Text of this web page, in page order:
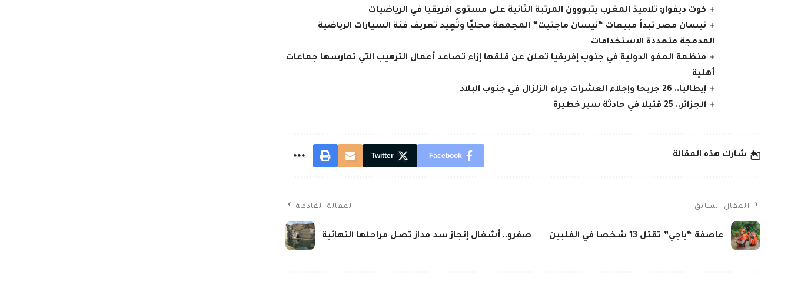
كوت ديفوار: تلاميذ المغرب يتبوؤون المرتبة الثانية على مستوى افريقيا في الرياضيات
نيسان مصر تبدأ مبيعات “نيسان ماجنيت” المجمعة محليًا وتُعِيد تعريف فئة السيارات الرياضية
المدمجة متعددة الاستخدامات
منظمة العفو الدولية في جنوب إفريقيا تعلن عن قلقها إزاء تصاعد أعمال الترهيب التي تمارسها جماعات
أهلية
إيطاليا.. 26 جريحا وإجلاء العشرات جراء الزلزال في جنوب البلاد
الجزائر.. 25 قتيلا في حادثة سير خطيرة
شارك هذه المقالة Facebook
Twitter
المقال السابق
عاصفة “ياجي” تقتل 13 شخصا في الفلبين
المقالة القادمة
صفرو.. أشغال إنجاز سد مداز تصل مراحلها النهائية